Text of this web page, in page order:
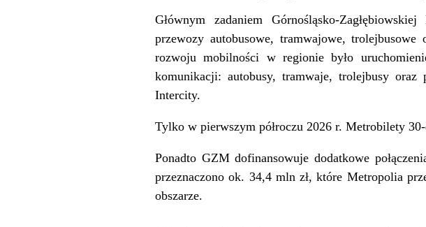
Głównym zadaniem Górnośląsko-
przewozy autobusowe, tramwajowe,
rozwoju mobilności w regionie było
komunikacji: autobusy, tramwaje, trolejbusy
Intercity.
Tylko w pierwszym półroczu 2026 r. Metrobilety
Ponadto GZM dofinansowuje dodatkowe
przeznaczono ok. 34,4 mln zł, które Metropolia
obszarze.